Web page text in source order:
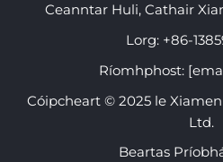
Ceanntar Huli, Cathair
Lorg: +86-
Ríomhphost:
Cóipcheart © 2025 le Xiamen
Ltd.
Beartas